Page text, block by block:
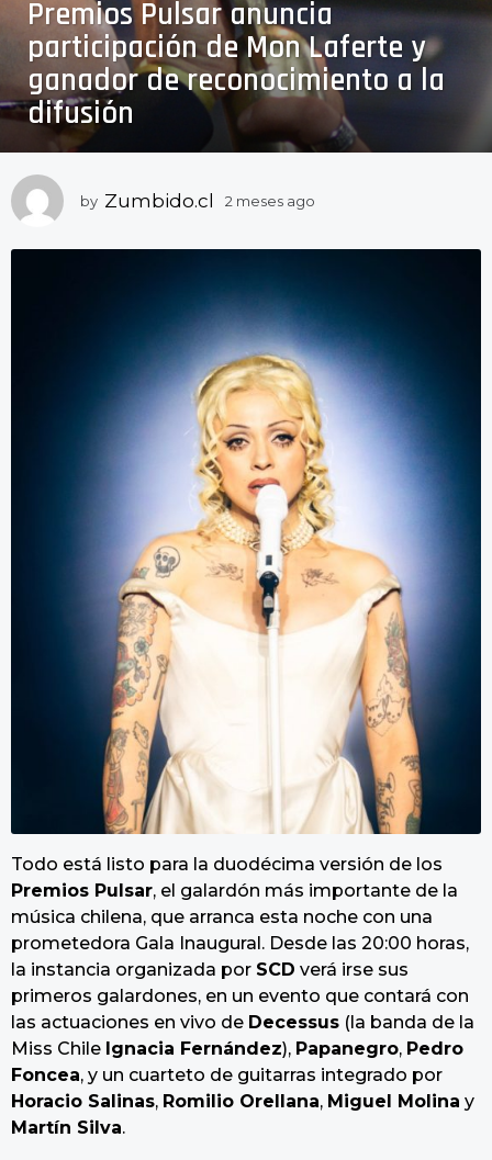
m
s
e
s
o
2
m
Premios Pulsar anuncia
participación de Mon Laferte y
ganador de reconocimiento a la
difusión
by Zumbido.cl 2 meses ago
g
o
Todo está listo para la duodécima versión de los
Premios Pulsar, el galardón más importante de la
música chilena, que arranca esta noche con una
prometedora Gala Inaugural. Desde las 20:00 horas,
la instancia organizada por SCD verá irse sus
primeros galardones, en un evento que contará con
las actuaciones en vivo de Decessus (la banda de la
Miss Chile Ignacia Fernández), Papanegro, Pedro
Foncea, y un cuarteto de guitarras integrado por
Horacio Salinas, Romilio Orellana, Miguel Molina y
Martín Silva.